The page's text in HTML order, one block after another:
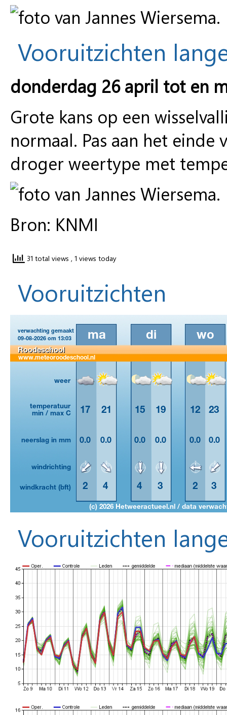
Vooruitzichten
donderdag 26 april tot en
Grote kans op een
normaal. Pas aan het
droger weertype met
Bron: KNMI
31 total views , 1 views today
Vooruitzichten
Vooruitzichten